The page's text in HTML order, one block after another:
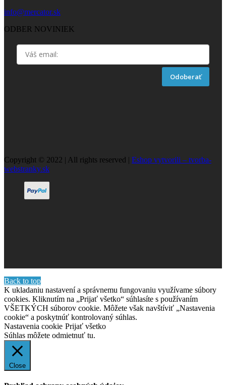
info@mercator.sk
ODBER NOVINIEK
Odoberať
Copyright © 2022 | All rights reserved | Eshop vytvorili – tvorba-
webstranky.sk
Back to top
K ukladaniu nastavení a správnemu fungovaniu využívame súbory
cookies. Kliknutím na „Prijať všetko“ súhlasíte s používaním
VŠETKÝCH súborov cookie. Môžete však navštíviť „Nastavenia
cookie“ a poskytnúť kontrolovaný súhlas.
Nastavenia cookie Prijať všetko
Súhlas môžete odmietnuť tu.
Close